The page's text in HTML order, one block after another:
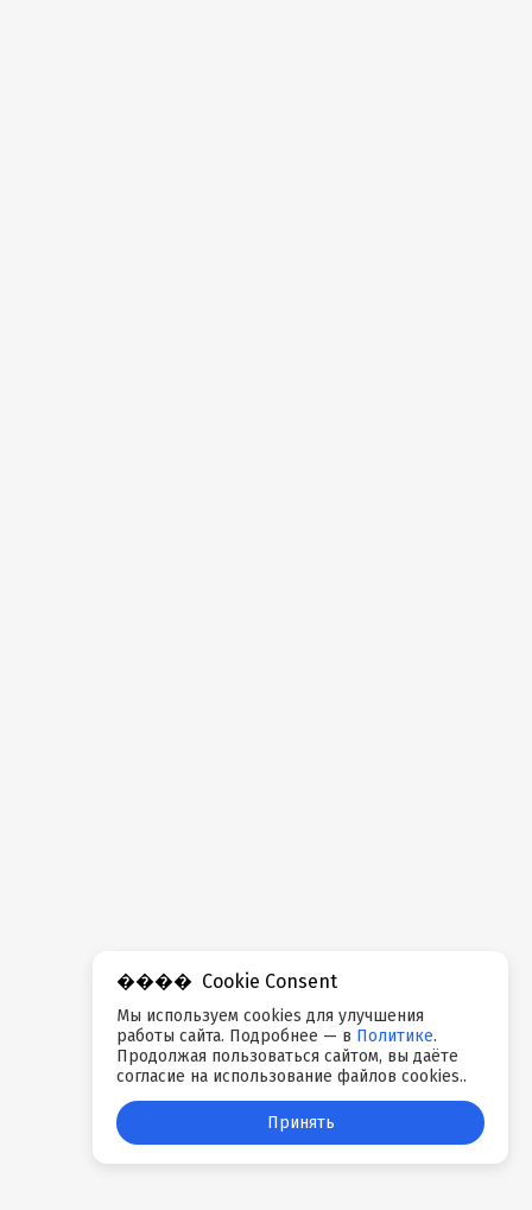
Cookie Consent
Мы используем cookies для улучшения
работы сайта. Подробнее — в Политике.
Продолжая пользоваться сайтом, вы даёте
согласие на использование файлов cookies..
Принять